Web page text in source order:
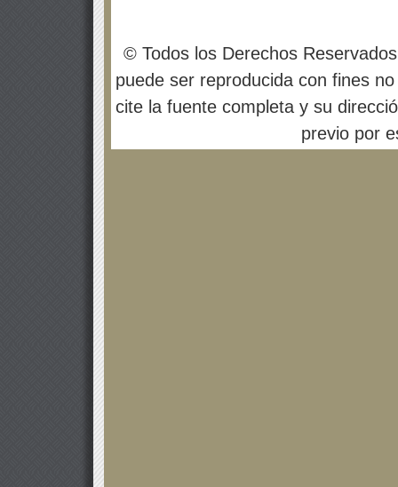
© Todos los Derechos
puede ser reproducida con fines
cite la fuente completa y su
previo por